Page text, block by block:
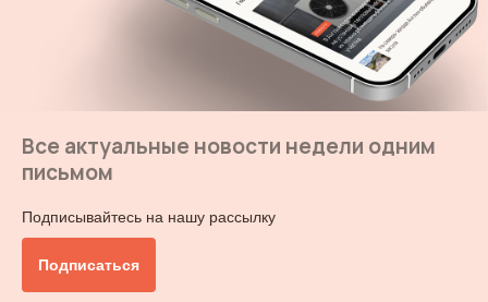
Все актуальные новости недели одним
письмом
Подписывайтесь на нашу рассылку
Подписаться